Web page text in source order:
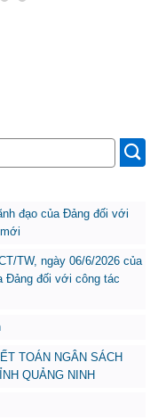
đạo của Đảng đối với
TW, ngày 06/6/2026 của
Đảng đối với công tác
TOÁN NGÂN SÁCH
QUẢNG NINH